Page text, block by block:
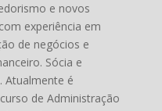
e novos
experiência em
de negócios e
Sócia e
Atualmente é
de Administração